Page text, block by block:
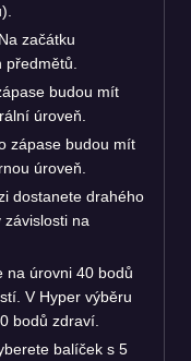
začátku
budou mít
úroveň.
zápase budou mít
úroveň.
dostanete drahého
na
na úrovni 40 bodů
V Hyper výběru
bodů zdraví.
balíček s 5